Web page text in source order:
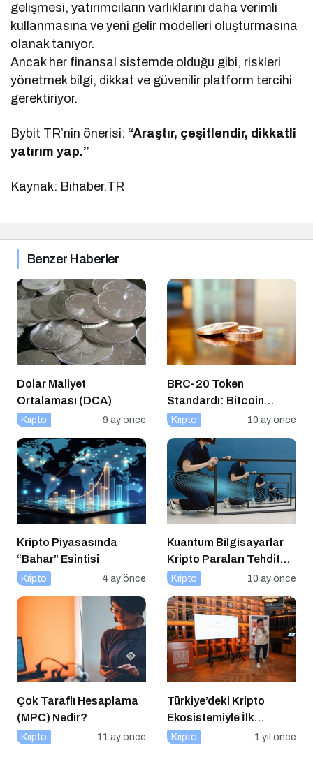
gelişmesi, yatırımcıların varlıklarını daha verimli
kullanmasına ve yeni gelir modelleri oluşturmasına
olanak tanıyor.
Ancak her finansal sistemde olduğu gibi, riskleri
yönetmek bilgi, dikkat ve güvenilir platform tercihi
gerektiriyor.
Bybit TR’nin önerisi: “Araştır, çeşitlendir, dikkatli
yatırım yap.”
Kaynak: Bihaber.TR
Benzer Haberler
Dolar Maliyet
Ortalaması (DCA)
Kripto 9 ay önce
BRC-20 Token
Standardı: Bitcoin
Üzerindeki Deneysel
Kripto 10 ay önce
Kripto Piyasasında
“Bahar” Esintisi
Kripto 4 ay önce
Kuantum Bilgisayarlar
Kripto Paraları Tehdit
Eder mi?
Kripto 10 ay önce
Çok Taraflı Hesaplama
(MPC) Nedir?
Kripto 11 ay önce
Türkiye’deki Kripto
Ekosistemiyle İlk
Buluşma
Kripto 1 yıl önce